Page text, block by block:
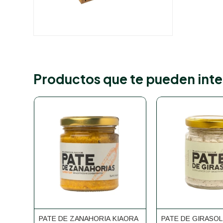
Productos que te pueden
PATE DE ZANAHORIA KIAORA
PATE DE